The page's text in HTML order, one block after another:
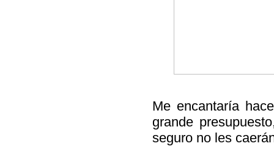
Me encantaría
grande
seguro no les